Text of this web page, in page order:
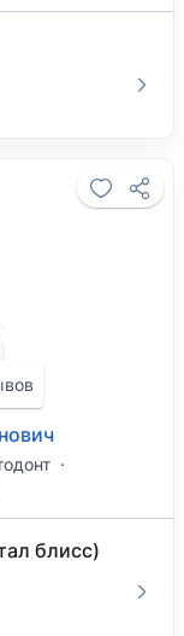
блисс)